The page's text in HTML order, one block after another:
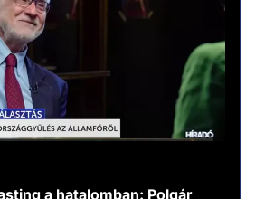
a hatalomban: Polgár